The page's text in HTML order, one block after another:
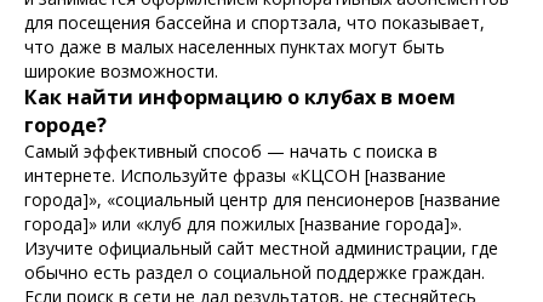
для посещения бассейна и спортзала, что показывает,
что даже в малых населенных пунктах могут быть
широкие возможности.
Как найти информацию о клубах в моем
городе?
Самый эффективный способ — начать с поиска в
интернете. Используйте фразы «КЦСОН [название
города]», «социальный центр для пенсионеров [название
города]» или «клуб для пожилых [название города]».
Изучите официальный сайт местной администрации, где
обычно есть раздел о социальной поддержке граждан.
Если поиск в сети не дал результатов, не стесняйтесь